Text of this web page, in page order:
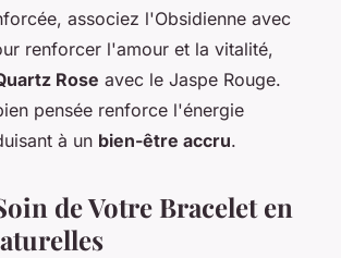
associez l'Obsidienne avec
renforcer l'amour et la vitalité,
Rose avec le Jaspe Rouge.
pensée renforce l'énergie
à un bien-être accru.
de Votre Bracelet en